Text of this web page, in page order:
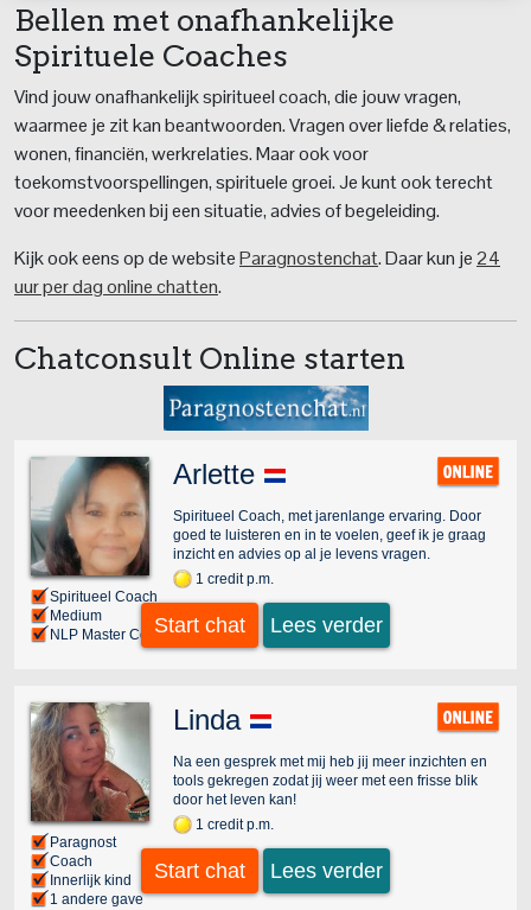
Bellen met onafhankelijke
Spirituele Coaches
Vind jouw onafhankelijk spiritueel coach, die jouw vragen,
waarmee je zit kan beantwoorden. Vragen over liefde & relaties,
wonen, financiën, werkrelaties. Maar ook voor
toekomstvoorspellingen, spirituele groei. Je kunt ook terecht
voor meedenken bij een situatie, advies of begeleiding.
Kijk ook eens op de websiteParagnostenchat. Daar kun je24
uur per dag online chatten.
Chatconsult Online starten